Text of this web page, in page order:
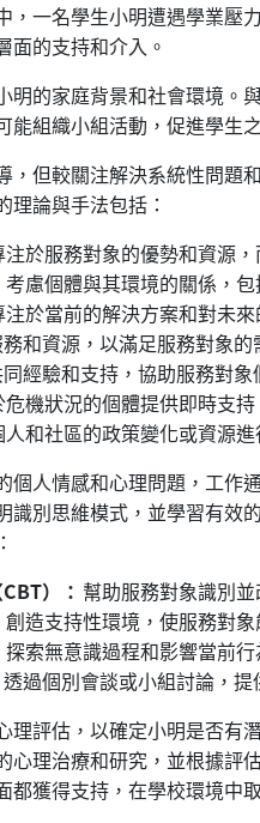
，一名學生小明遭遇學業壓
面的支持和介入。
明的家庭背景和社會環境。
能組織小組活動，促進學生
，但較關注解決系統性問題
理論與手法包括：
注於服務對象的優勢和資源
考慮個體與其環境的關係，
注於當前的解決方案和對未來
和資源，以滿足服務對象的
經驗和支持，協助服務對象
機狀況的個體提供即時支持
和社區的政策變化或資源
個人情感和心理問題，工作
識別思維模式，並學習有效
）： 幫助服務對象識別
創造支持性環境，使服務對
探索無意識過程和影響當前行
透過個別會談或小組討論，
理評估，以確定小明是否有
心理治療和研究，並根據評
都獲得支持，在學校環境中